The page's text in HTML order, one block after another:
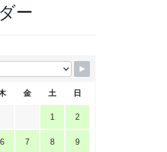
ー
金 土 日
1 2
6 7 8 9